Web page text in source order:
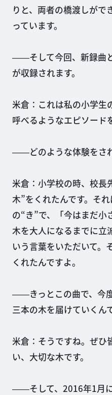
りと、両者の橋渡しがで
っています。
――そして今回、新録曲
が収録されます。
米倉：これは私の小学生
呼べるようなエピソード
――どのような体験をさ
米倉：小学校の時、校長
木”をくれたんです。そ
の“き”で、「今はまだ小
木を大人になるまでに立
いう言葉をいただいて。
くれたんですよ。
――きっとこの曲で、今
三本の木を届けていくん
米倉：そうですね。ぜひ
い、大切な木です。
――そして、2016年1月